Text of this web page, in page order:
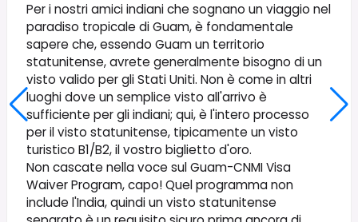
Per i nostri amici indiani che sognano un viaggio nel
paradiso tropicale di Guam, è fondamentale
sapere che, essendo Guam un territorio
statunitense, avrete generalmente bisogno di un
visto valido per gli Stati Uniti. Non è come in altri
luoghi dove un semplice visto all'arrivo è
sufficiente per gli indiani; qui, è l'intero processo
per il visto statunitense, tipicamente un visto
turistico B1/B2, il vostro biglietto d'oro.
Non cascate nella voce sul Guam-CNMI Visa
Waiver Program, capo! Quel programma non
include l'India, quindi un visto statunitense